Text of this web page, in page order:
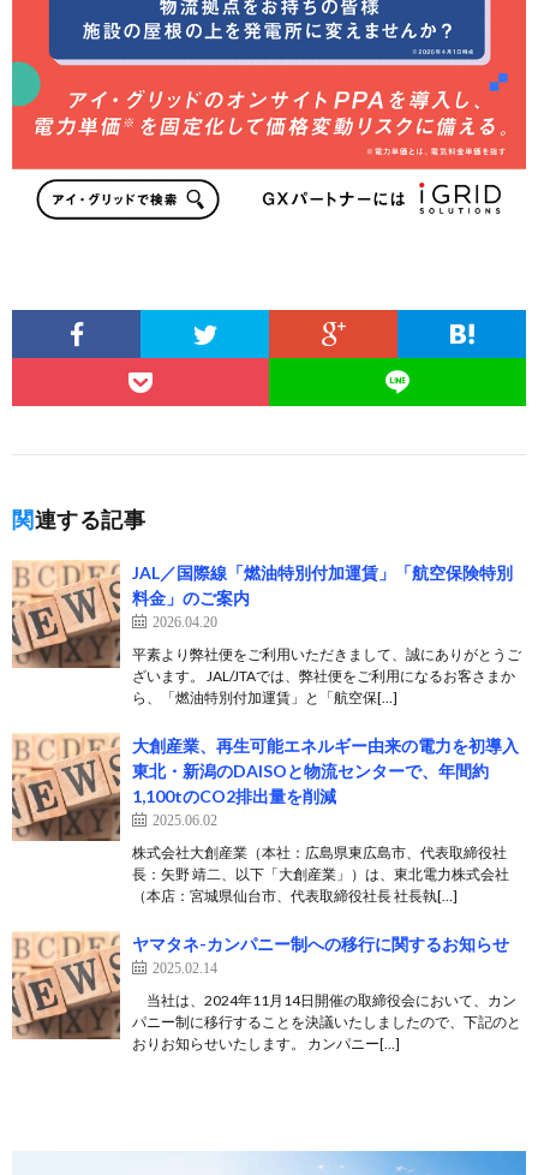
関連する記事
JAL／国際線「燃油特別付加運賃」「航空保険特別
料金」のご案内
2026.04.20
平素より弊社便をご利用いただきまして、誠にありがとうご
ざいます。 JAL/JTAでは、弊社便をご利用になるお客さまか
ら、「燃油特別付加運賃」と「航空保[…]
大創産業、再生可能エネルギー由来の電力を初導入
東北・新潟のDAISOと物流センターで、年間約
1,100tのCO2排出量を削減
2025.06.02
株式会社大創産業（本社：広島県東広島市、代表取締役社
長：矢野 靖二、以下「大創産業」）は、東北電力株式会社
（本店：宮城県仙台市、代表取締役社長 社長執[…]
ヤマタネ-カンパニー制への移行に関するお知らせ
2025.02.14
当社は、2024年11月14日開催の取締役会において、カン
パニー制に移行することを決議いたしましたので、下記のと
おりお知らせいたします。 カンパニー[…]